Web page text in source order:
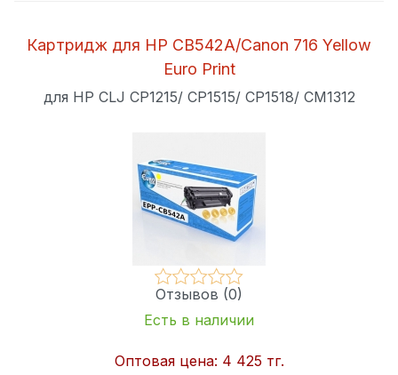
Картридж для HP CB542A/Canon 716 Yellow
Euro Print
для HP CLJ CP1215/ CP1515/ CP1518/ CM1312
Отзывов (0)
Есть в наличии
Оптовая цена: 4 425 тг.